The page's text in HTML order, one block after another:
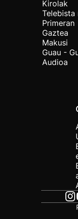
Kirolak
Telebista
Primeran
Gaztea
Makusi
Guau -
Audioa